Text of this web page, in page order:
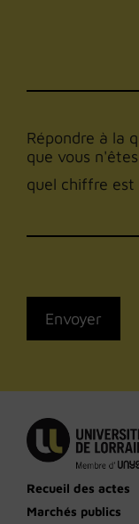
Répondre à la
que vous
quel chiffre
Recueil des actes
Marchés publics